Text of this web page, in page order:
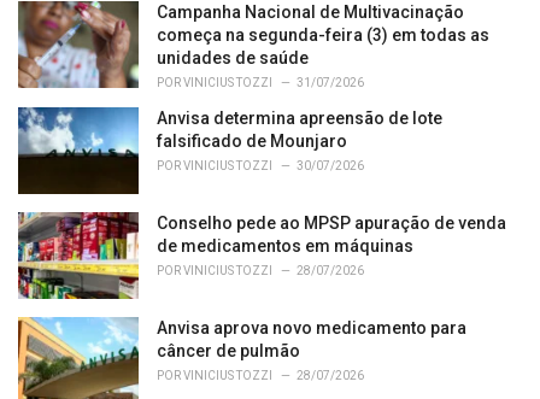
Campanha Nacional de Multivacinação
começa na segunda-feira (3) em todas as
unidades de saúde
PORVINICIUS TOZZI 31/07/2026
Anvisa determina apreensão de lote
falsificado de Mounjaro
PORVINICIUS TOZZI 30/07/2026
Conselho pede ao MPSP apuração de venda
de medicamentos em máquinas
PORVINICIUS TOZZI 28/07/2026
Anvisa aprova novo medicamento para
câncer de pulmão
PORVINICIUS TOZZI 28/07/2026